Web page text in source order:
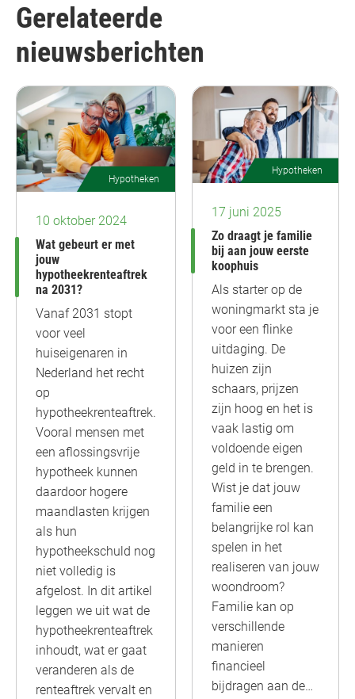
Gerelateerde
nieuwsberichten
Hypotheken
10 oktober 2024
Wat gebeurt er met
jouw
hypotheekrenteaftrek
na 2031?
Vanaf 2031 stopt
voor veel
huiseigenaren in
Nederland het recht
op
hypotheekrenteaftrek.
Vooral mensen met
een aflossingsvrije
hypotheek kunnen
daardoor hogere
maandlasten krijgen
als hun
hypotheekschuld nog
niet volledig is
afgelost. In dit artikel
leggen we uit wat de
hypotheekrenteaftrek
inhoudt, wat er gaat
veranderen als de
renteaftrek vervalt en
Hypotheken
17 juni 2025
Zo draagt je familie
bij aan jouw eerste
koophuis
Als starter op de
woningmarkt sta je
voor een flinke
uitdaging. De
huizen zijn
schaars, prijzen
zijn hoog en het is
vaak lastig om
voldoende eigen
geld in te brengen.
Wist je dat jouw
familie een
belangrijke rol kan
spelen in het
realiseren van jouw
woondroom?
Familie kan op
verschillende
manieren
financieel
bijdragen aan de…